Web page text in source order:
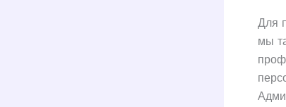
Для
мы